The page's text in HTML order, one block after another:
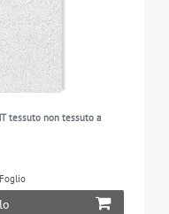
tessuto non tessuto a